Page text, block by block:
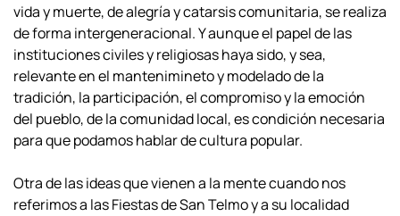
vida y muerte, de alegría y catarsiscomunitaria, se realiza
de forma intergeneracional. Y aunque el papel de las
instituciones civiles y religiosas haya sido, y sea,
relevante en el mantenimineto ymodelado de la
tradición, la participación, el compromiso y la emoción
del pueblo, dela comunidad local, es condición necesaria
para que podamos hablar de cultura popular.
Otra de las ideas que vienen a la mente cuando nos
referimos a las Fiestas deSan Telmo y a su localidad